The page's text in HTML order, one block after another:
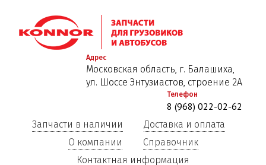
к
основному
Адрес
Московская область, г. Балашиха,
ул. Шоссе Энтузиастов, строение 2А
Телефон
8 (968) 022-02-62
Запчасти в наличии
Доставка и оплата
О компании
Справочник
Контактная информация